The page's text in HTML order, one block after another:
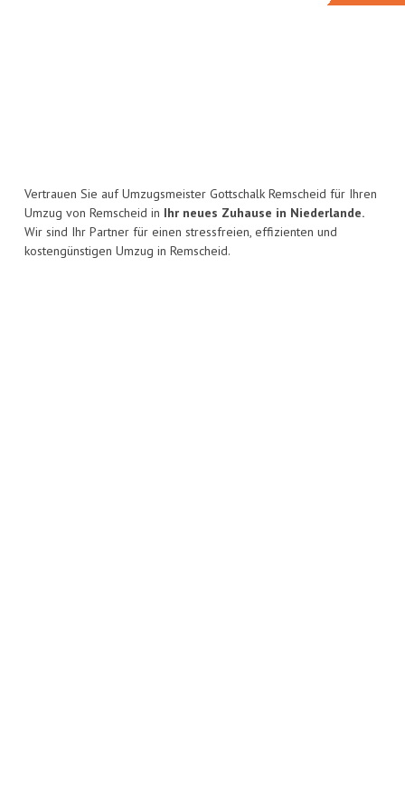
Vertrauen Sie auf Umzugsmeister Gottschalk Remscheid für Ihren
Umzug von Remscheid in Ihr neues Zuhause in Niederlande.
Wir sind Ihr Partner für einen stressfreien, effizienten und
kostengünstigen Umzug in Remscheid.